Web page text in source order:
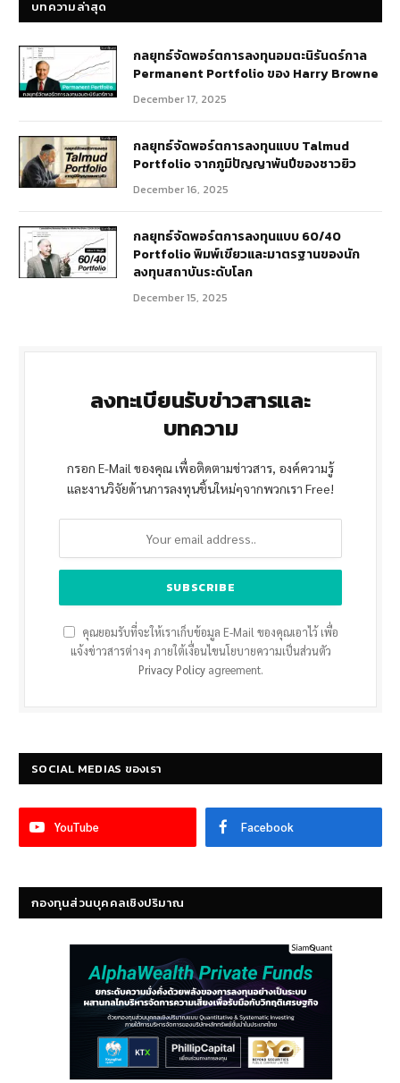
บทความล่าสุด
กลยุทธ์​จัดพอร์ตการลงทุนอมตะนิรันดร์กาล
Permanent Portfolio ของ Harry Browne
December 17, 2025
กลยุทธ์จัดพอร์ตการลงทุนแบบ Talmud
Portfolio จากภูมิปัญญาพันปีของชาวยิว
December 16, 2025
กลยุทธ์จัดพอร์ตการลงทุนแบบ 60/40
Portfolio พิมพ์เขียวและมาตรฐานของนัก
ลงทุนสถาบันระดับโลก
December 15, 2025
ลงทะเบียนรับข่าวสารและ
บทความ
กรอก E-Mail ของคุณ เพื่อติดตามข่าวสาร, องค์ความรู้
และงานวิจัยด้านการลงทุนชิ้นใหม่ๆจากพวกเรา Free!
คุณยอมรับที่จะให้เราเก็บข้อมูล E-Mail ของคุณเอาไว้ เพื่อ
แจ้งข่าวสารต่างๆ ภายใต้เงื่อนไขนโยบายความเป็นส่วนตัว
Privacy Policyagreement.
SOCIAL MEDIAS ของเรา
YouTube Facebook
กองทุนส่วนบุคคลเชิงปริมาณ